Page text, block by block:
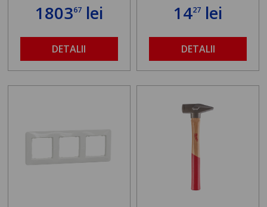
găurit în locul
maximă admisă de 500
kg și înălțime reglabilă
de la 1,8 la 2,9 m
180367lei
DETALII
1427 lei
DETALII